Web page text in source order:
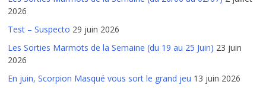
2026
Test – Suspecto 29 juin 2026
Les Sorties Marmots de la Semaine (du 19 au 25 Juin) 23 juin
2026
En juin, Scorpion Masqué vous sort le grand jeu 13 juin 2026